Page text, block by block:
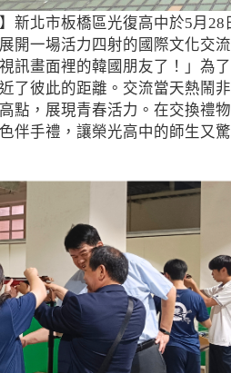
】新北市板橋區光復高中於5月
開一場活力四射的國際文化交流
視訊畫面裡的韓國朋友了！」為
了彼此的距離。交流當天熱鬧
點，展現青春活力。在交換禮
伴手禮，讓榮光高中的師生又